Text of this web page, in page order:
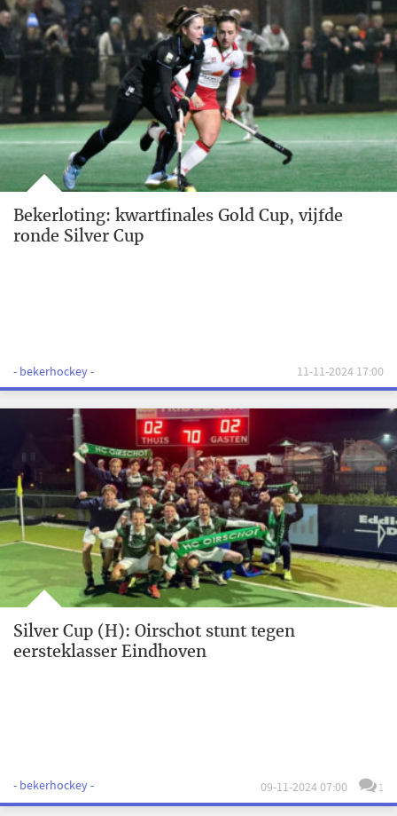
Bekerloting: kwartfinales Gold Cup, vijfde
ronde Silver Cup
- bekerhockey - 11-11-2024 17:00
Silver Cup (H): Oirschot stunt tegen
eersteklasser Eindhoven
- bekerhockey - 09-11-2024 07:00 1